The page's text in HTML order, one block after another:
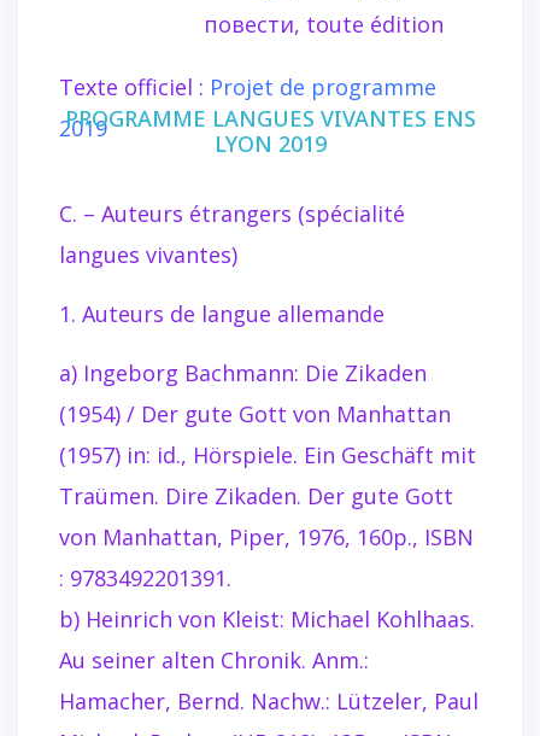
повести, toute édition
Texte officiel : Projet de programme
2019
PROGRAMME LANGUES VIVANTES ENS
LYON 2019
C. – Auteurs étrangers (spécialité
langues vivantes)
1. Auteurs de langue allemande
a) Ingeborg Bachmann: Die Zikaden
(1954) / Der gute Gott von Manhattan
(1957) in: id., Hörspiele. Ein Geschäft mit
Traümen. Dire Zikaden. Der gute Gott
von Manhattan, Piper, 1976, 160p., ISBN
: 9783492201391.
b) Heinrich von Kleist: Michael Kohlhaas.
Au seiner alten Chronik. Anm.:
Hamacher, Bernd. Nachw.: Lützeler, Paul